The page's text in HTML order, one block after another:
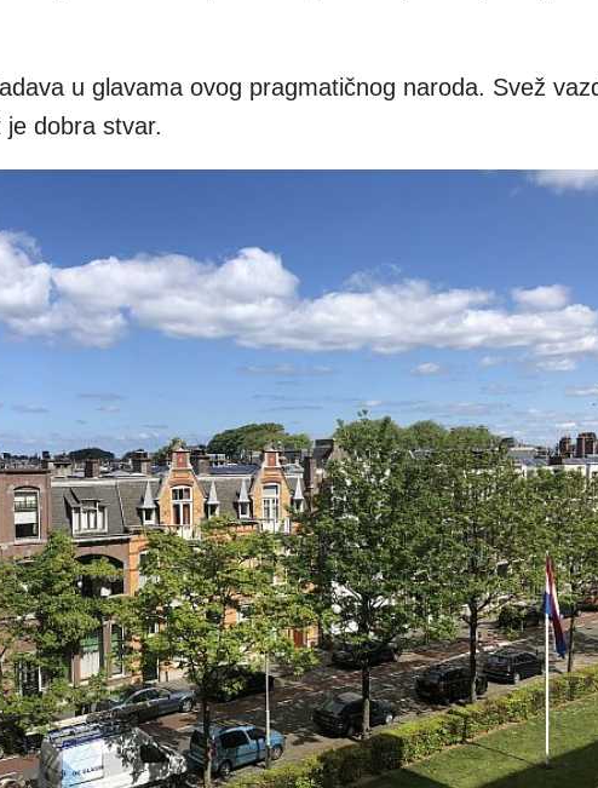
u glavama ovog pragmatičnog naroda. Svež
je dobra stvar.